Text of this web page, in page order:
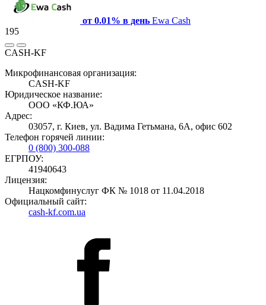
от 0.01% в день Ewa Cash
195
CASH-KF
Микрофинансовая организация:
CASH-KF
Юридическое название:
ООО «КФ.ЮА»
Адрес:
03057, г. Киев, ул. Вадима Гетьмана, 6А, офис 602
Телефон горячей линии:
0 (800) 300-088
ЕГРПОУ:
41940643
Лицензия:
Нацкомфинуслуг ФК № 1018 от 11.04.2018
Официальный сайт:
cash-kf.com.ua